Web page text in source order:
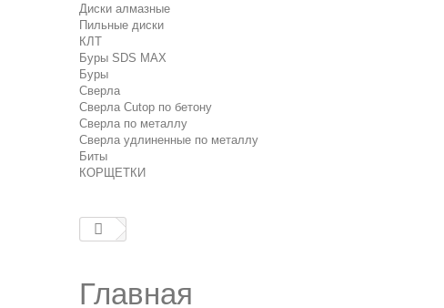
Диски алмазные
Пильные диски
КЛТ
Буры SDS MAX
Буры
Сверла
Сверла Cutop по бетону
Сверла по металлу
Сверла удлиненные по металлу
Биты
КОРЩЕТКИ
Главная